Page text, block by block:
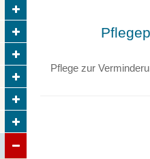
Pflege zur